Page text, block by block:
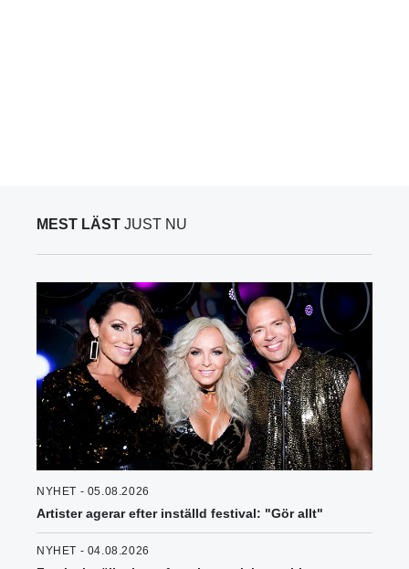
MEST LÄST JUST NU
NYHET - 05.08.2026
Artister agerar efter inställd festival: "Gör allt"
NYHET - 04.08.2026